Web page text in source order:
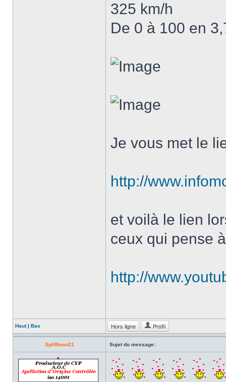
325 km/h
De 0 à 100 en
Je vous met le
http://
et voilà le lien
ceux qui pense
http://
Haut| Bas Hors ligne Profil
Spliffman21 Sujet du message: